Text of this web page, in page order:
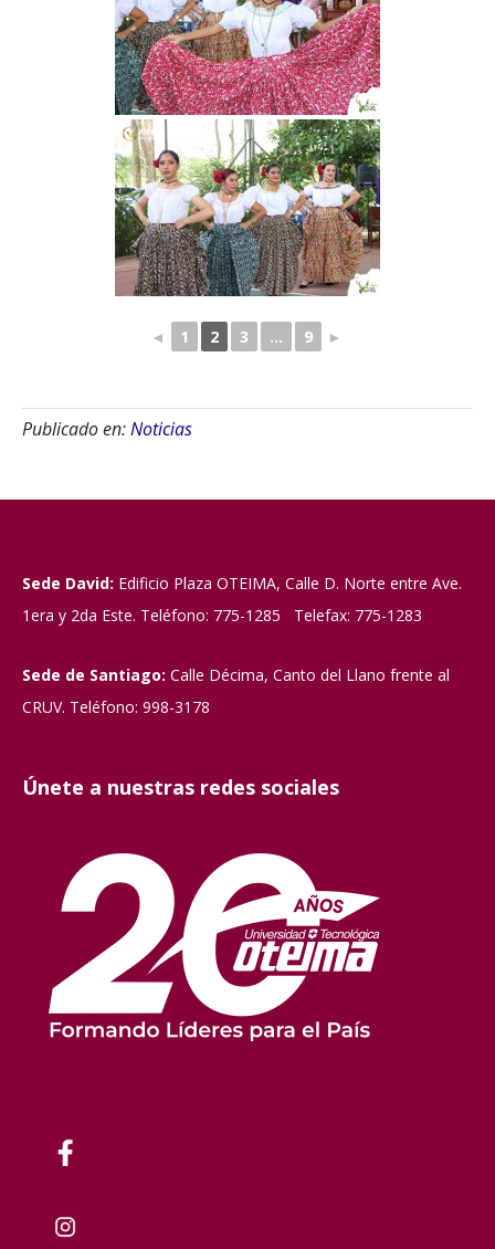
◄ 1 2 3 ... 9 ►
Publicado en:Noticias
Sede David: Edificio Plaza OTEIMA, Calle D. Norte entre Ave.
1era y 2da Este. Teléfono: 775-1285 Telefax: 775-1283
Sede de Santiago: Calle Décima, Canto del Llano frente al
CRUV. Teléfono: 998-3178
Únete a nuestras redes sociales